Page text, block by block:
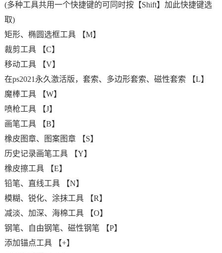
(多种工具共用一个快捷键的可同时按【Shift】加此快捷键选
取)
矩形、椭圆选框工具 【M】
裁剪工具 【C】
移动工具 【V】
在ps2021永久激活版，套索、多边形套索、磁性套索 【L】
魔棒工具 【W】
喷枪工具 【J】
画笔工具 【B】
橡皮图章、图案图章 【S】
历史记录画笔工具 【Y】
橡皮擦工具 【E】
铅笔、直线工具 【N】
模糊、锐化、涂抹工具 【R】
减淡、加深、海棉工具 【O】
钢笔、自由钢笔、磁性钢笔 【P】
添加锚点工具 【+】